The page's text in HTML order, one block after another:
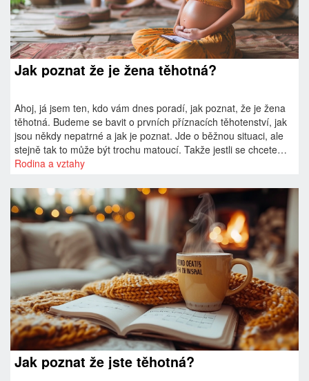
Jak poznat že je žena těhotná?
Ahoj, já jsem ten, kdo vám dnes poradí, jak poznat, že je žena
těhotná. Budeme se bavit o prvních příznacích těhotenství, jak
jsou někdy nepatrné a jak je poznat. Jde o běžnou situaci, ale
stejně tak to může být trochu matoucí. Takže jestli se chcete
naučit, jak poznat těhotenství, pak je tento příspěvek právě pro
těhotenství.
Rodina a vztahy
Jak poznat že jste těhotná?